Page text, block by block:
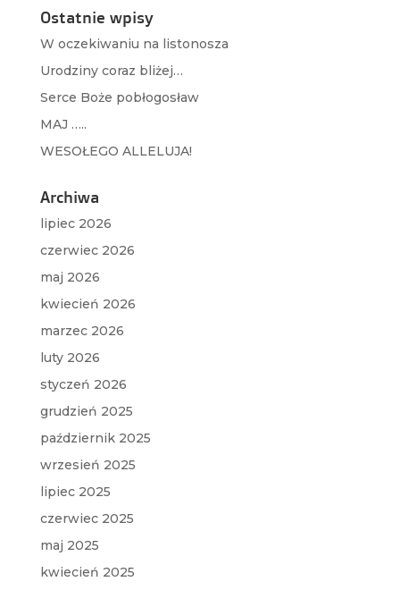
Ostatnie wpisy
W oczekiwaniu na listonosza
Urodziny coraz bliżej…
Serce Boże pobłogosław
MAJ …..
WESOŁEGO ALLELUJA!
Archiwa
lipiec 2026
czerwiec 2026
maj 2026
kwiecień 2026
marzec 2026
luty 2026
styczeń 2026
grudzień 2025
październik 2025
wrzesień 2025
lipiec 2025
czerwiec 2025
maj 2025
kwiecień 2025